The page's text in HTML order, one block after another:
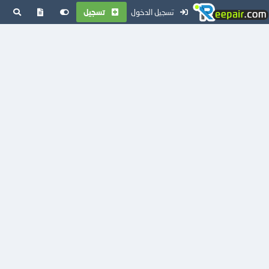
تسجيل الدخول تسجيل